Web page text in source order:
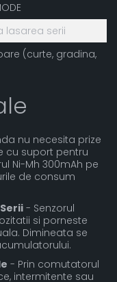
lasarea serii
(curte, gradina,
nu necesita prize
cu suport pentru
Ni-Mh 300mAh pe
de consum
- Senzorul
si porneste
Dimineata se
- Prin comutatorul
intermitente sau